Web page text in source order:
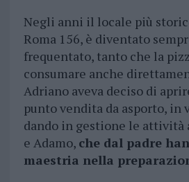
Negli anni il locale più
Roma 156, è diventato
frequentato, tanto che la
consumare anche
Adriano aveva deciso di
punto vendita da asporto, in
dando in gestione le attività
e Adamo, che dal padre
maestria nella